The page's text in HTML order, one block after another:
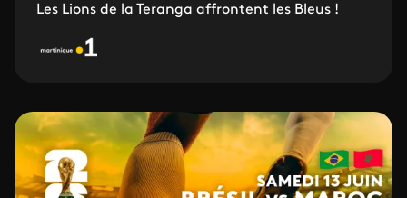
Les Lions de la Teranga affrontent les Bleus !